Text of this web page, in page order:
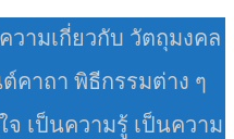
วามเกี่ยวกับ วัตถุมงคล
คาถา พิธีกรรมต่าง ๆ
เป็นความรู้ เป็นความ